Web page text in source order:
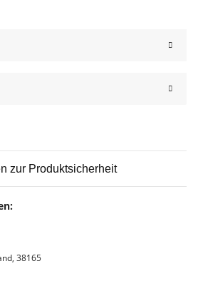
zur Produktsicherheit
38165